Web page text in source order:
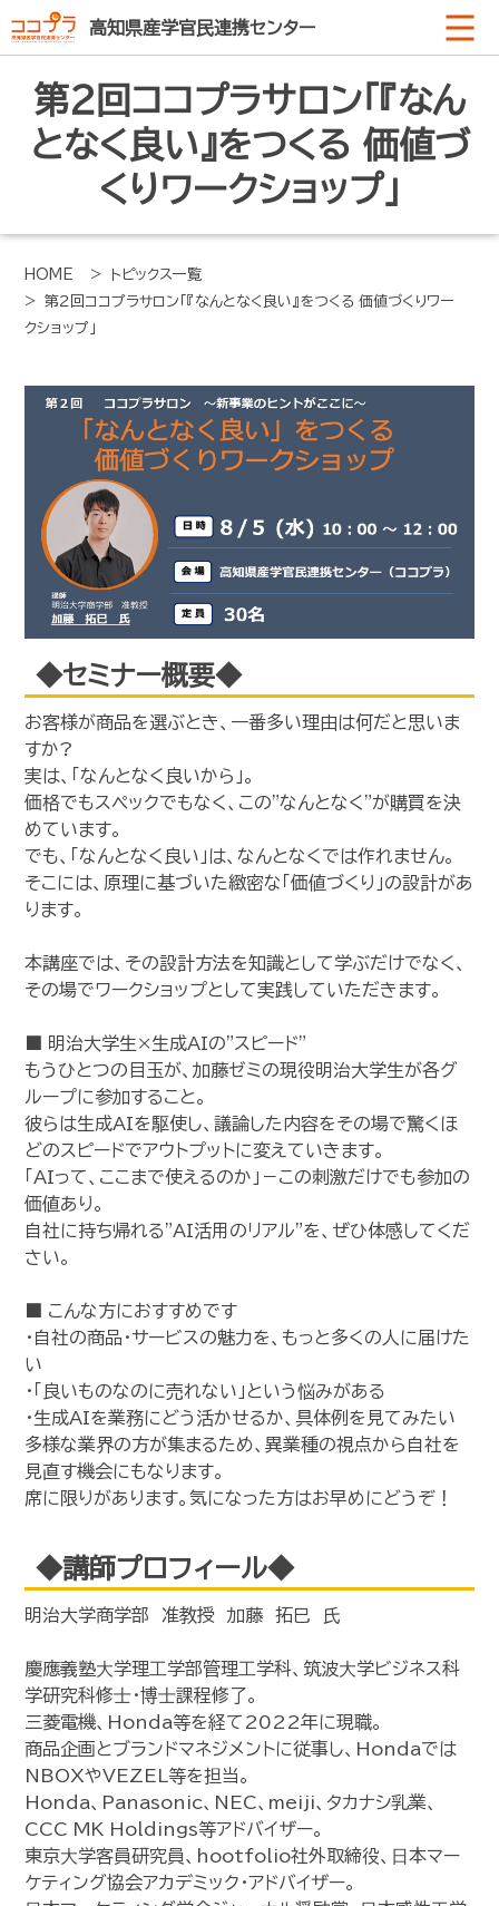
高知県産学官民連携センター
第２回ココプラサロン「『なん
となく良い』をつくる 価値づ
くりワークショップ」
HOME
> トピックス一覧
> 第２回ココプラサロン「『なんとなく良い』をつくる 価値づくりワー
クショップ」
◆セミナー概要◆
お客様が商品を選ぶとき、一番多い理由は何だと思いま
すか?
実は、「なんとなく良いから」。
価格でもスペックでもなく、この"なんとなく"が購買を決
めています。
でも、「なんとなく良い」は、なんとなくでは作れません。
そこには、原理に基づいた緻密な「価値づくり」の設計があ
ります。
本講座では、その設計方法を知識として学ぶだけでなく、
その場でワークショップとして実践していただきます。
■ 明治大学生×生成AIの"スピード"
もうひとつの目玉が、加藤ゼミの現役明治大学生が各グ
ループに参加すること。
彼らは生成AIを駆使し、議論した内容をその場で驚くほ
どのスピードでアウトプットに変えていきます。
「AIって、ここまで使えるのか」－この刺激だけでも参加の
価値あり。
自社に持ち帰れる"AI活用のリアル"を、ぜひ体感してくだ
さい。
■ こんな方におすすめです
・自社の商品・サービスの魅力を、もっと多くの人に届けた
い
・「良いものなのに売れない」という悩みがある
・生成AIを業務にどう活かせるか、具体例を見てみたい
多様な業界の方が集まるため、異業種の視点から自社を
見直す機会にもなります。
席に限りがあります。気になった方はお早めにどうぞ！
◆講師プロフィール◆
明治大学商学部 准教授 加藤 拓巳 氏
慶應義塾⼤学理⼯学部管理⼯学科、筑波⼤学ビジネス科
学研究科修⼠・博⼠課程修了。
三菱電機、Honda等を経て2022年に現職。
商品企画とブランドマネジメントに従事し、Hondaでは
NBOXやVEZEL等を担当。
Honda、Panasonic、NEC、meiji、タカナシ乳業、
CCC MK Holdings等アドバイザー。
東京⼤学客員研究員、hootfolio社外取締役、⽇本マー
ケティング協会アカデミック・アドバイザー。